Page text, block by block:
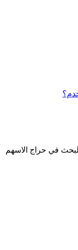
البحث في حراج الاسهم